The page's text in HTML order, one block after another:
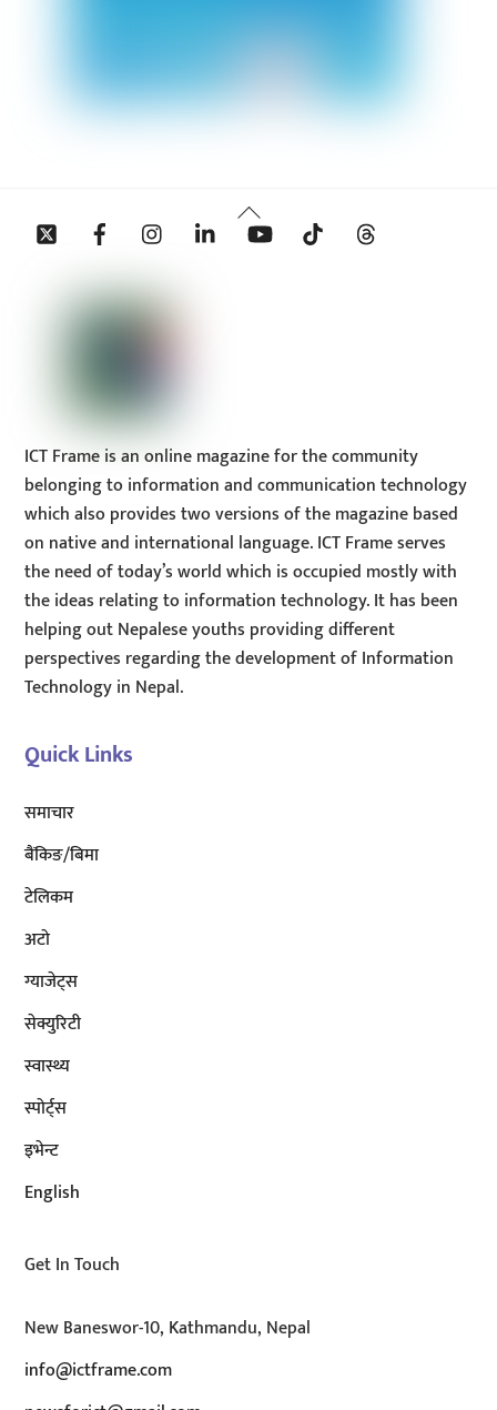
Back
To
Twitter Facebook InstagramLinkedin YouTube Tiktok
ICT Frame is an online magazine for the community
belonging to information and communication technology
which also provides two versions of the magazine based
on native and international language. ICT Frame serves
the need of today’s world which is occupied mostly with
the ideas relating to information technology. It has been
helping out Nepalese youths providing different
perspectives regarding the development of Information
Technology in Nepal.
Quick Links
समाचार
बैंकिङ/बिमा
टेलिकम
अटाे
ग्याजेट्स
सेक्युरिटी
स्वास्थ्य
स्पोर्ट्स
इभेन्ट
English
Get In Touch
New Baneswor-10, Kathmandu, Nepal
info@ictframe.com